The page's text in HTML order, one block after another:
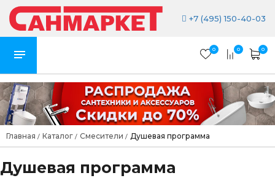
+7 (495) 150-40-03
0 0 0
Главная / Каталог / Смесители / Душевая программа
Душевая программа